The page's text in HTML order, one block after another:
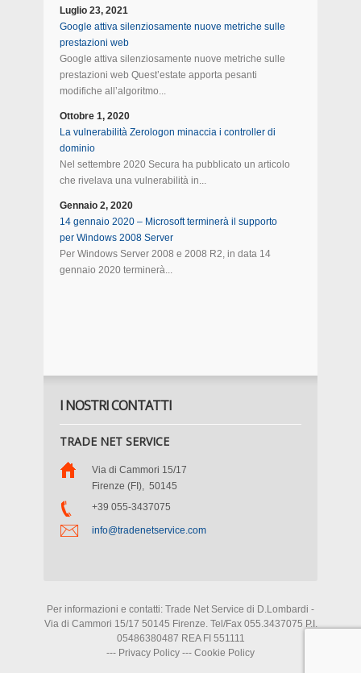
Luglio 23, 2021
Google attiva silenziosamente nuove metriche sulle
prestazioni web
Google attiva silenziosamente nuove metriche sulle
prestazioni web Quest’estate apporta pesanti
modifiche all’algoritmo...
Ottobre 1, 2020
La vulnerabilità Zerologon minaccia i controller di
dominio
Nel settembre 2020 Secura ha pubblicato un articolo
che rivelava una vulnerabilità in...
Gennaio 2, 2020
14 gennaio 2020 – Microsoft terminerà il supporto
per Windows 2008 Server
Per Windows Server 2008 e 2008 R2, in data 14
gennaio 2020 terminerà...
I NOSTRI CONTATTI
TRADE NET SERVICE
Via di Cammori 15/17
Firenze (FI), 50145
+39 055-3437075
info@tradenetservice.com
Per informazioni e contatti: Trade Net Service di D.Lombardi -
Via di Cammori 15/17 50145 Firenze. Tel/Fax 055.3437075 P.I.
05486380487 REA FI 551111
--- Privacy Policy --- Cookie Policy